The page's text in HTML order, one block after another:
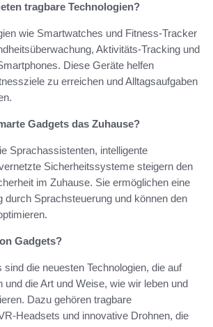
tragbare Technologien?
wie Smartwatches und Fitness-Tracker
Aktivitäts-Tracking und
Diese Geräte helfen
zu erreichen und Alltagsaufgaben
Gadgets das Zuhause?
Sprachassistenten, intelligente
Sicherheitssysteme steigern den
im Zuhause. Sie ermöglichen eine
durch Sprachsteuerung und können den
Gadgets?
sind die neuesten Technologien, die auf
die Art und Weise, wie wir leben und
Dazu gehören tragbare
Headsets und innovative Drohnen, die